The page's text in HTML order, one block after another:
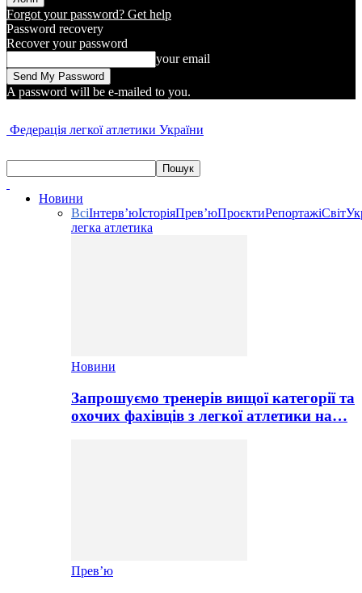
Forgot your password? Get help
Password recovery
Recover your password
your email
A password will be e-mailed to you.
Федерація легкої атлетики України
Новини
ВсіІнтерв’юІсторіяПрев’юПроєктиРепортажіСвіт
легка атлетика
Новини
Запрошуємо тренерів вищої категорії та
охочих фахівців з легкої атлетики на…
Прев’ю